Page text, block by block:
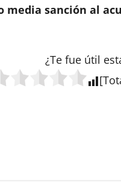
media sanción al
¿Te fue útil
[